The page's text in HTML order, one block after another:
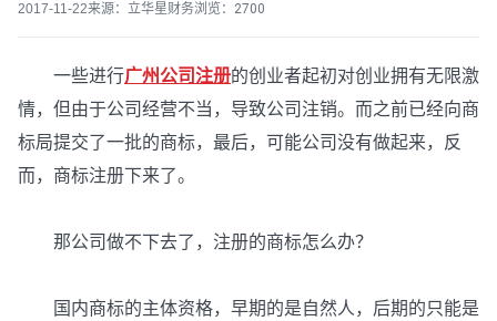
2017-11-22来源：立华星财务浏览： 2700
一些进行广州公司注册的创业者起初对创业拥有无限激
情，但由于公司经营不当，导致公司注销。而之前已经向商
标局提交了一批的商标，最后，可能公司没有做起来，反
而，商标注册下来了。
那公司做不下去了，注册的商标怎么办？
国内商标的主体资格，早期的是自然人，后期的只能是